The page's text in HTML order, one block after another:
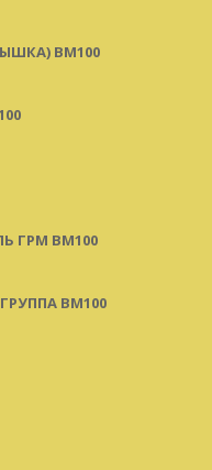
BM100
ГРМ BM100
BM100